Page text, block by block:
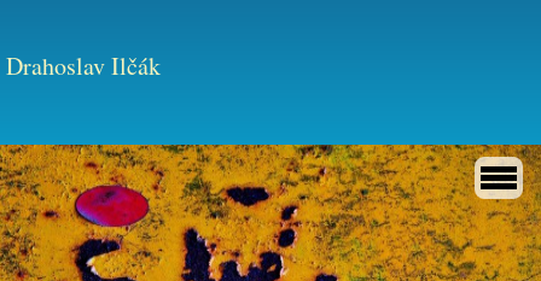
Drahoslav Ilčák